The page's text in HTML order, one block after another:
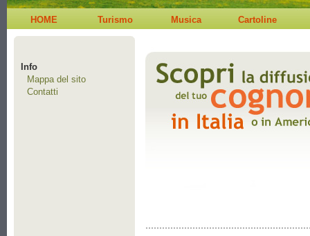
HOME Turismo Musica Cartoline
Info
Mappa del sito
Contatti